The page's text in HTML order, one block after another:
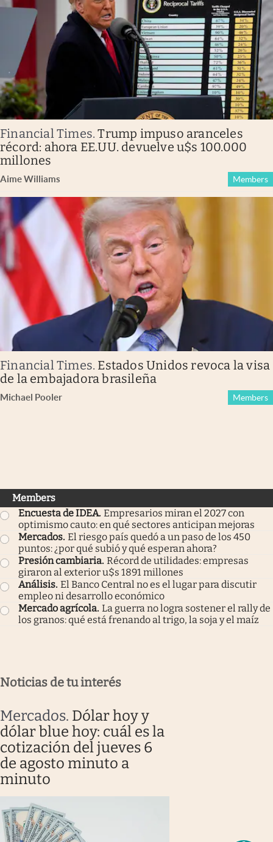
Financial Times.Trump impuso aranceles
récord: ahora EE.UU. devuelve u$s 100.000
millones
Aime Williams Members
Financial Times. Estados Unidos revoca la visa
de la embajadora brasileña
Michael Pooler Members
Members
Encuesta de IDEA. Empresarios miran el 2027 con
optimismo cauto: en qué sectores anticipan mejoras
Mercados. El riesgo país quedó a un paso de los 450
puntos: ¿por qué subió y qué esperan ahora?
Presión cambiaria. Récord de utilidades: empresas
giraron al exterior u$s 1891 millones
Análisis. El Banco Central no es el lugar para discutir
empleo ni desarrollo económico
Mercado agrícola. La guerra no logra sostener el rally de
los granos: qué está frenando al trigo, la soja y el maíz
Noticias de tu interés
Mercados. Dólar hoy y
dólar blue hoy: cuál es la
cotización del jueves 6
de agosto minuto a
minuto